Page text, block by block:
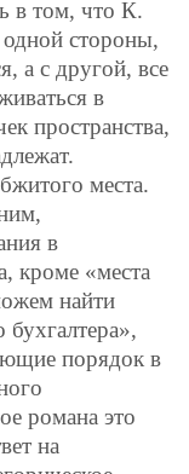
в том, что К.
одной стороны,
а с другой, все
в
пространства,
места.
в
кроме «места
найти
порядок в
романа это
на